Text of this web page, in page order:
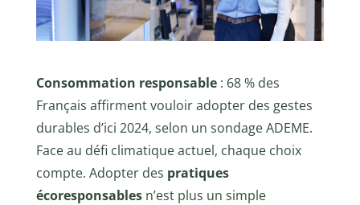
Consommation responsable: 68 % des
Français affirment vouloir adopter des gestes
durables d’ici 2024, selon un sondage ADEME.
Face au défi climatique actuel, chaque choix
compte. Adopter des pratiques
écoresponsablesn’est plus un simple